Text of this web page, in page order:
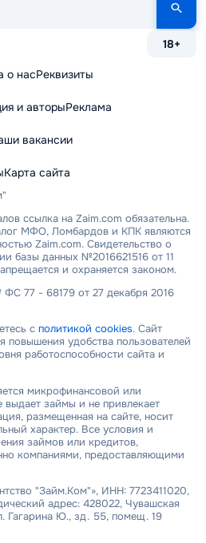
18+
о насРеквизиты
и авторыРеклама
вакансии
Карта сайта
ссылка на Zaim.com обязательна.
МФО, Ломбардов и КПК являются
Zaim.com. Свидетельство о
базы данных №2016621516 от 11
и охраняется законом.
77 - 68179 от 27 декабря 2016
с политикой cookies. Сайт
повышения удобства пользователей
работоспособности сайта и
микрофинансовой или
выдает займы и не привлекает
размещенная на сайте, носит
характер. Все условия и
займов или кредитов,
компаниями, предоставляющими
"Займ.Ком"», ИНН: 7723411020,
адрес: 428022, Чувашская
Гагарина Ю., зд. 55, помещ. 19